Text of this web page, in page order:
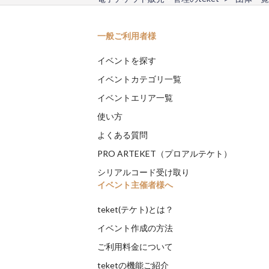
一般ご利用者様
イベントを探す
イベントカテゴリ一覧
イベントエリア一覧
使い方
よくある質問
PRO ARTEKET（プロアルテケト）
シリアルコード受け取り
イベント主催者様へ
teket(テケト)とは？
イベント作成の方法
ご利用料金について
teketの機能ご紹介